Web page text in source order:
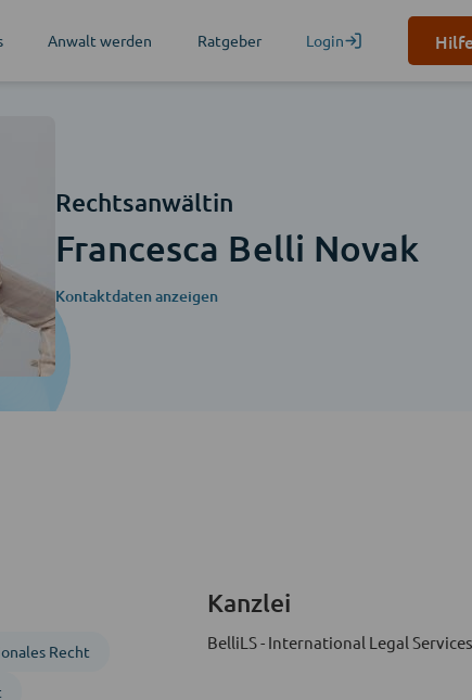
Anwalt werden Ratgeber Login
Rechtsanwältin
Francesca Belli Novak
Kontaktdaten anzeigen
Recht
Kanzlei
BelliLS - International Legal